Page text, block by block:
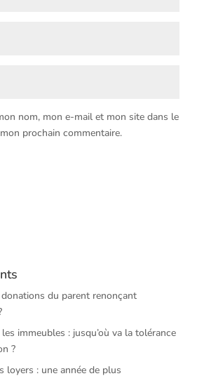
nom, mon e-mail et mon site dans le
prochain commentaire.
du parent renonçant
immeubles : jusqu’où va la tolérance
?
loyers : une année de plus